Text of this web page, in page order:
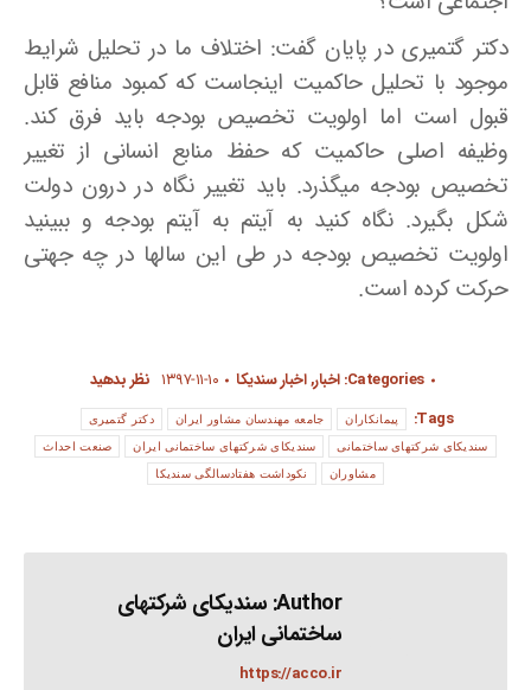
دکتر گتمیری در پایان گفت: اختلاف ما در تحلیل شرایط
موجود با تحلیل حاکمیت اینجاست که کمبود منافع قابل
قبول است اما اولویت تخصیص بودجه باید فرق کند.
وظیفه اصلی حاکمیت که حفظ منابع انسانی از تغییر
تخصیص بودجه می­گذرد. باید تغییر نگاه در درون دولت
شکل بگیرد. نگاه کنید به آیتم به آیتم بودجه و ببینید
اولویت تخصیص بودجه در طی این سالها در چه جهتی
حرکت کرده است.
Categories: اخبار,اخبار سندیکا ۱۳۹۷-۱۱-۱۰ نظر بدهید
Tags:
پیمانکاران جامعه مهندسان مشاور ایران دکتر گتمیری
سندیکای شرکتهای ساختمانی سندیکای شرکتهای ساختمانی ایران صنعت احداث
مشاوران نکوداشت هفتادسالگی سندیکا
Author: سندیکای شرکتهای
ساختمانی ایران
https://acco.ir